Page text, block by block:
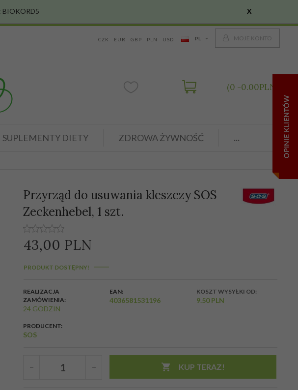
BIOKORD5 X
CZK EUR GBP PLN USD PL MOJE KONTO
0 0.00PLN
SUPLEMENTY DIETY ZDROWA ŻYWNOŚĆ ...
Przyrząd do usuwania kleszczy SOS
Zeckenhebel, 1 szt.
43,00 PLN
PRODUKT DOSTĘPNY!
REALIZACJA
ZAMÓWIENIA:
24 GODZIN
EAN:
4036581531196
KOSZT WYSYŁKI OD:
9.50 PLN
PRODUCENT:
SOS
KUP TERAZ!